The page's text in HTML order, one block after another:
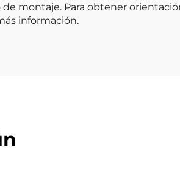
montaje. Para obtener
información.